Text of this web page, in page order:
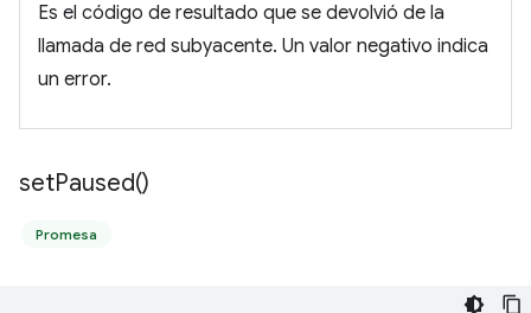
Es el código de resultado que se devolvió de la
llamada de red subyacente. Un valor negativo indica
un error.
setPaused()
Promesa